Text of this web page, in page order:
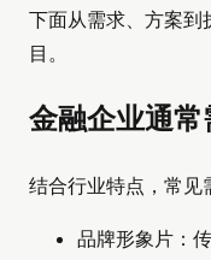
下面从需求、方案到
目。
金融企业通
结合行业特点，常见
品牌形象片：